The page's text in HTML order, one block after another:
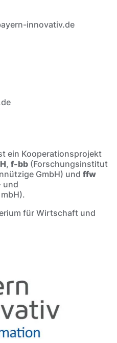
innovativ.de
ein Kooperationsprojekt
, f-bb (Forschungsinstitut
GmbH) und ffw
und
für Wirtschaft und